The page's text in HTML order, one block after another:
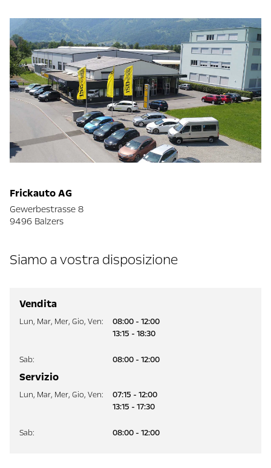
Frickauto AG
Gewerbestrasse 8
9496 Balzers
Siamo a vostra disposizione
Vendita
Lun, Mar, Mer, Gio, Ven:
08:00 - 12:00
13:15 - 18:30
Sab: 08:00 - 12:00
Servizio
Lun, Mar, Mer, Gio, Ven:
07:15 - 12:00
13:15 - 17:30
Sab: 08:00 - 12:00